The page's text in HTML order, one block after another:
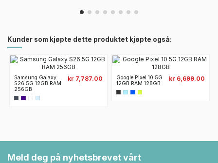
Kunder som kjøpte dette produktet kjøpte også:
Samsung Galaxy
S26 5G 12GB RAM
256GB
kr 7,787.00
Google Pixel 10 5G
12GB RAM 128GB
kr 6,699.00
Meld deg på nyhetsbrevet vårt